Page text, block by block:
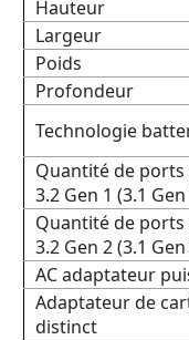
Hauteur
Largeur
Poids
Profondeur
Technologie
Quantité de ports
3.2 Gen 1 (3.1
Quantité de ports
3.2 Gen 2 (3.1
AC adaptateur
Adaptateur de
distinct